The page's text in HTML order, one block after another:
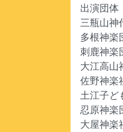
出演団体
三瓶山神
多根神
刺鹿神
大江高山
佐野神
土江子ど
忍原神楽
大屋神